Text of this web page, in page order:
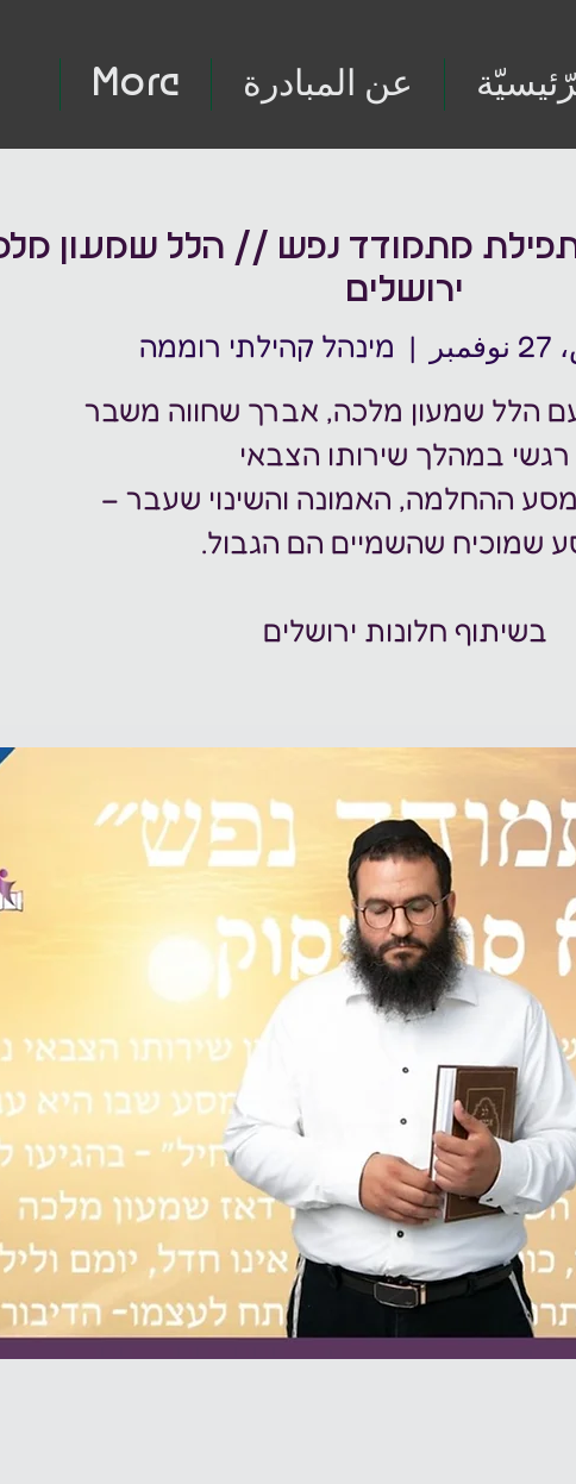
عن المبادرة More
תפילת מתמודד נפש // הלל שמעון
ירושלים
  |
מינהל קהילתי רוממה
הלל שמעון מלכה, אברך שחווה משבר
ההחלמה, האמונה והשינוי שעבר –
בשיתוף חלונות ירושלים